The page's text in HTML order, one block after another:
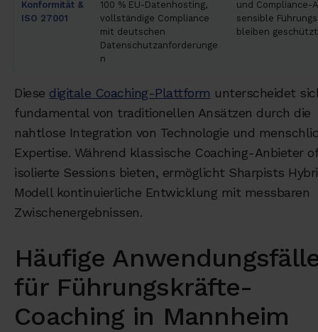
Konformität &
ISO 27001
100 % EU-Datenhosting,
vollständige Compliance
mit deutschen
Datenschutzanforderunge
n
und Compliance-
sensible
bleiben geschützt
Diese digitale Coaching-Plattform unterscheidet
fundamental von traditionellen Ansätzen durch die
nahtlose Integration von Technologie und
Expertise. Während klassische Coaching-Anbieter
isolierte Sessions bieten, ermöglicht Sharpists
Modell kontinuierliche Entwicklung mit messbaren
Zwischenergebnissen.
Häufige
für Führungskräfte-
Coaching in Mannheim